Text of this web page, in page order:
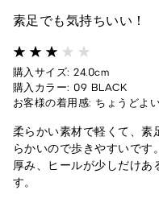
素足でも気持ちいい！
購入サイズ: 24.0cm
購入カラー: 09 BLACK
お客様の着用感: ちょうどよ
柔らかい素材で軽くて、素
らかいので歩きやすいです
厚み、ヒールが少しだけあ
す。